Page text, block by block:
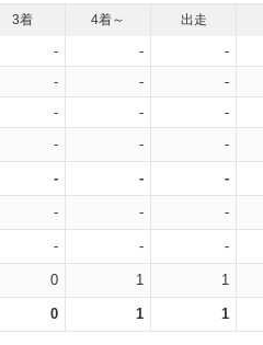
3着 4着～ 出走
- - -
- - -
- - -
- - -
- - -
- - -
- - -
0 1 1
0 1 1